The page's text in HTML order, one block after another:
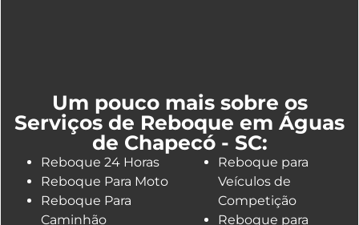
Um pouco mais sobre os
Serviços de Reboque em Águas
de Chapecó - SC:
Reboque 24 Horas
Reboque Para Moto
Reboque Para
Caminhão
Reboque para
Veículos de
Competição
Reboque para